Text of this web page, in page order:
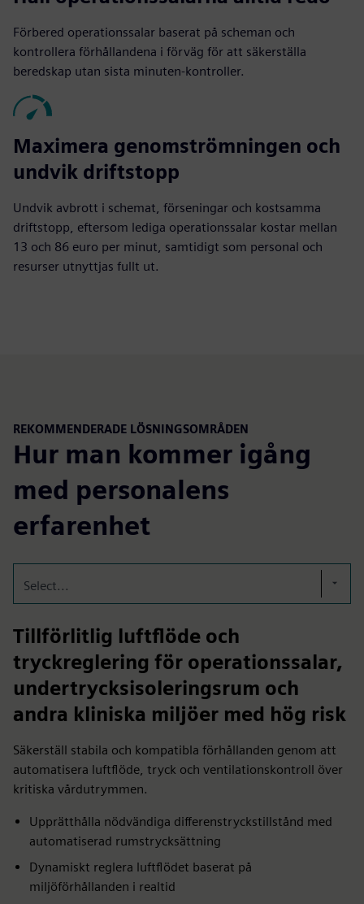
Förbered operationssalar baserat på scheman och
kontrollera förhållandena i förväg för att säkerställa
beredskap utan sista minuten-kontroller.
Maximera genomströmningen och
undvik driftstopp
Undvik avbrott i schemat, förseningar och kostsamma
driftstopp, eftersom lediga operationssalar kostar mellan
13 och 86 euro per minut, samtidigt som personal och
resurser utnyttjas fullt ut.
REKOMMENDERADE LÖSNINGSOMRÅDEN
Hur man kommer igång
med personalens
erfarenhet
Select...
Tillförlitlig luftflöde och
tryckreglering för operationssalar,
undertrycksisoleringsrum och
andra kliniska miljöer med hög risk
Säkerställ stabila och kompatibla förhållanden genom att
automatisera luftflöde, tryck och ventilationskontroll över
kritiska vårdutrymmen.
Upprätthålla nödvändiga differenstryckstillstånd med
automatiserad rumstrycksättning
Dynamiskt reglera luftflödet baserat på
miljöförhållanden i realtid